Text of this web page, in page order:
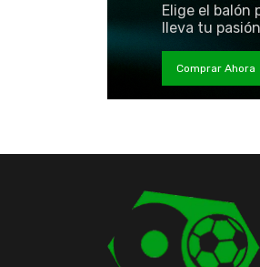
Elige el
lleva tu
Comprar Ahora